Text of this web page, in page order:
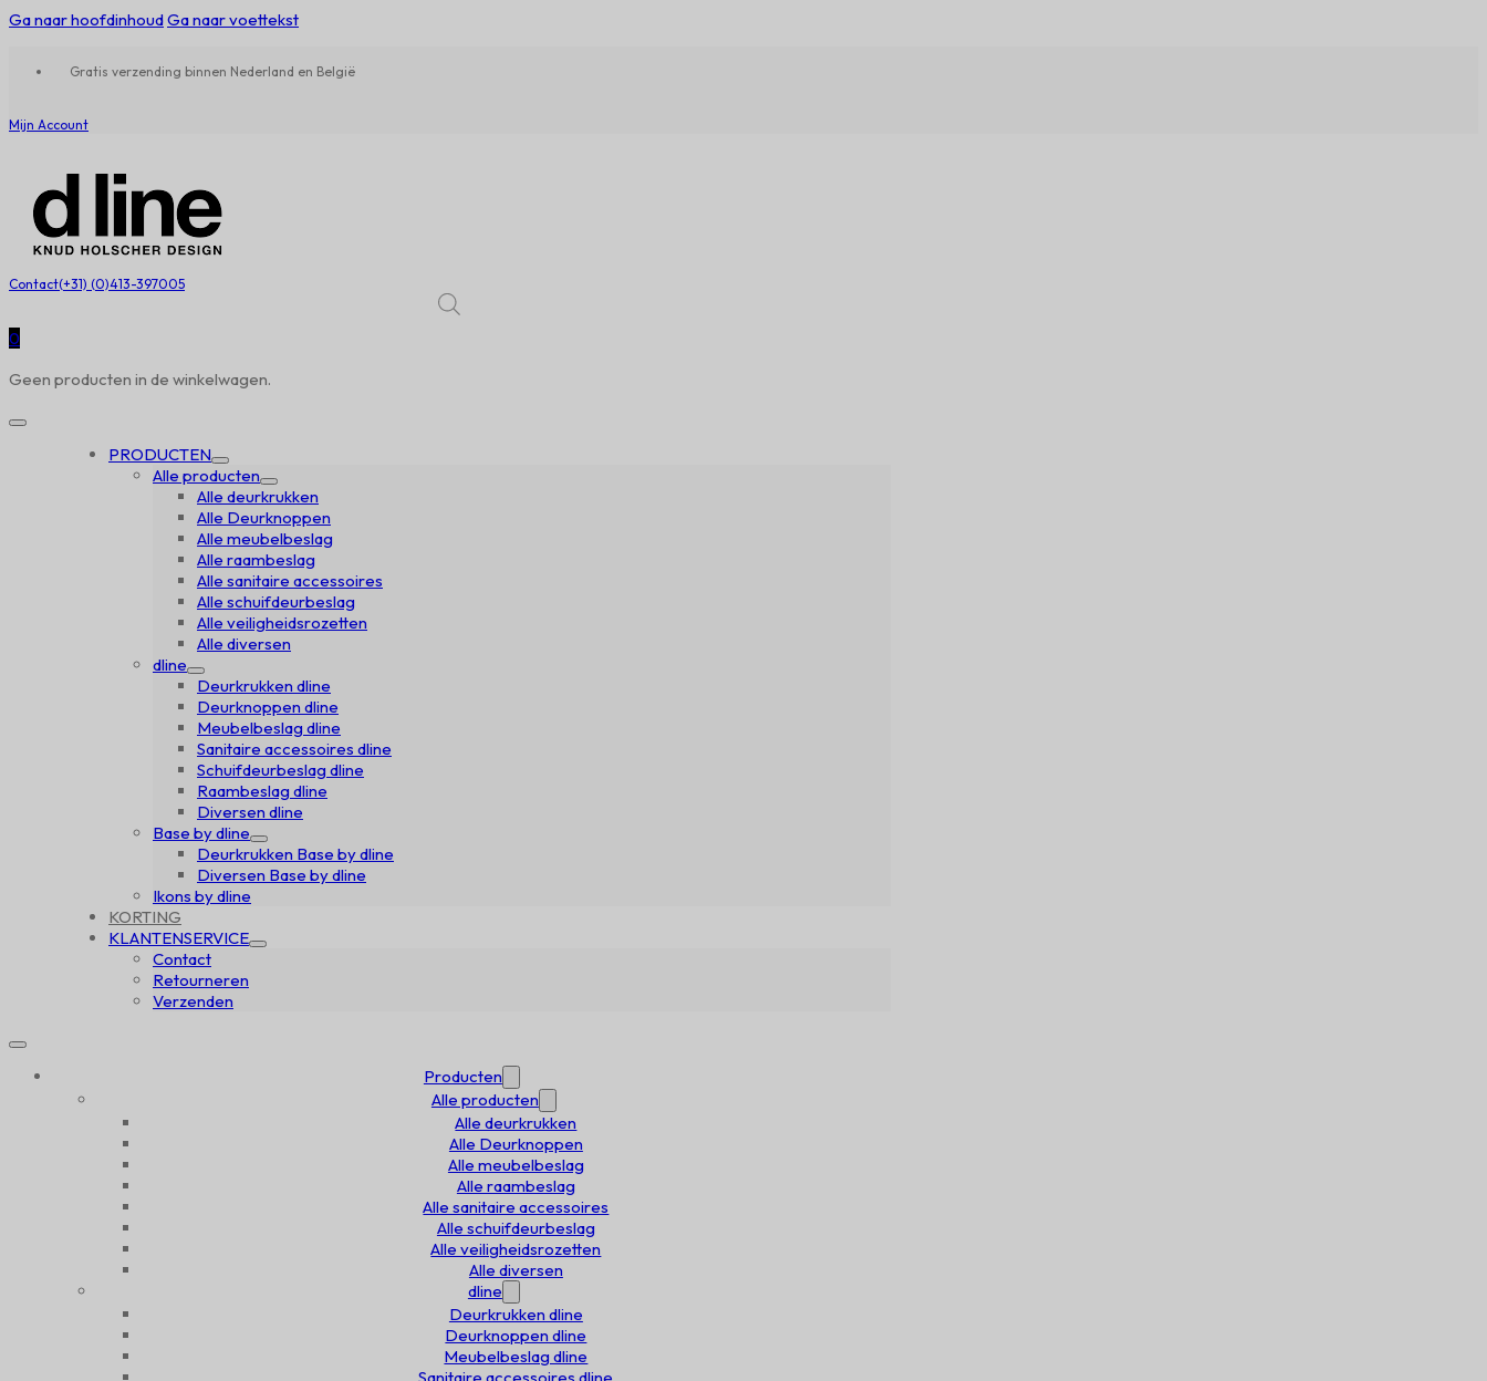
Ga naar hoofdinhoudGa naar voettekst
Gratis verzending binnen Nederland en België
Mijn Account
Contact(+31) (0)413-397005
0
Geen producten in de winkelwagen.
PRODUCTEN
Alle producten
Alle deurkrukken
Alle Deurknoppen
Alle meubelbeslag
Alle raambeslag
Alle sanitaire accessoires
Alle schuifdeurbeslag
Alle veiligheidsrozetten
Alle diversen
dline
Deurkrukken dline
Deurknoppen dline
Meubelbeslag dline
Sanitaire accessoires dline
Schuifdeurbeslag dline
Raambeslag dline
Diversen dline
Base by dline
Deurkrukken Base by dline
Diversen Base by dline
Ikons by dline
KORTING
KLANTENSERVICE
Contact
Retourneren
Verzenden
Producten
Alle producten
Alle deurkrukken
Alle Deurknoppen
Alle meubelbeslag
Alle raambeslag
Alle sanitaire accessoires
Alle schuifdeurbeslag
Alle veiligheidsrozetten
Alle diversen
dline
Deurkrukken dline
Deurknoppen dline
Meubelbeslag dline